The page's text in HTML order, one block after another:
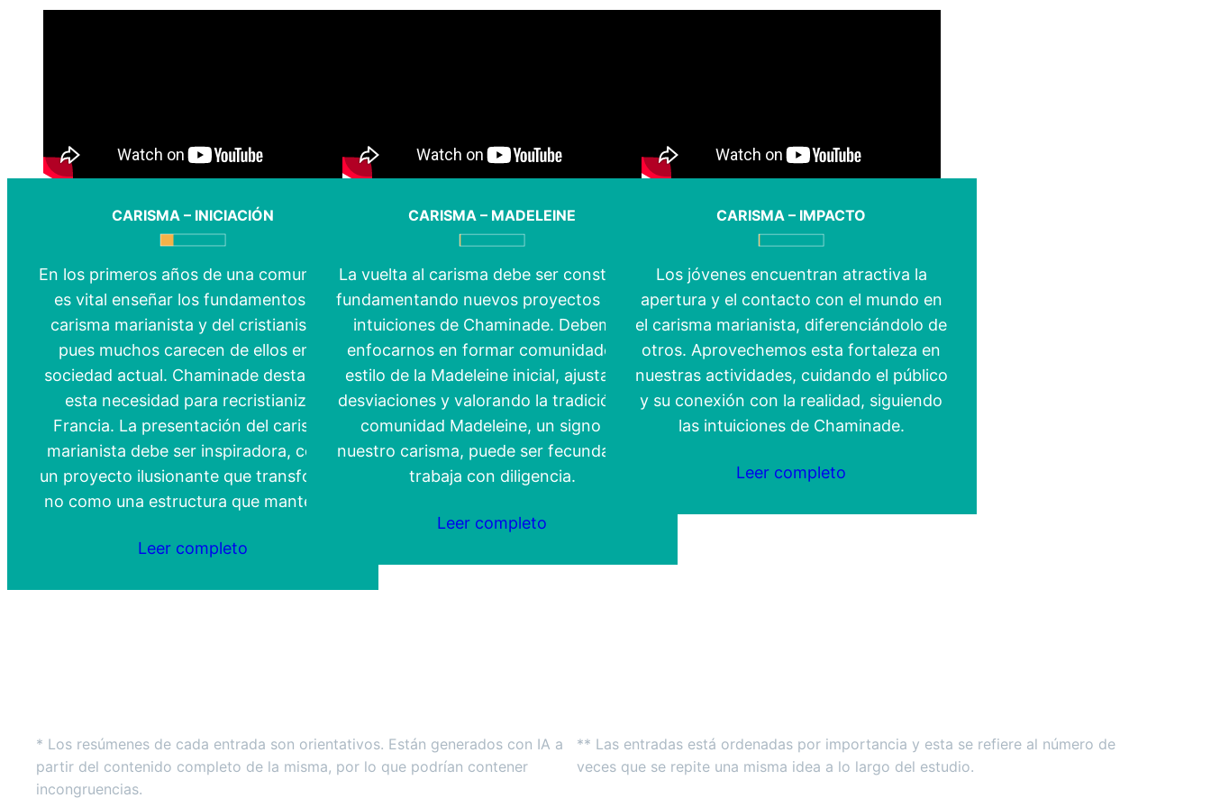
CARISMA – INICIACIÓN
En los primeros años de una comunidad,
es vital enseñar los fundamentos del
carisma marianista y del cristianismo,
pues muchos carecen de ellos en la
sociedad actual. Chaminade destacaba
esta necesidad para recristianizar
Francia. La presentación del carisma
marianista debe ser inspiradora, como
un proyecto ilusionante que transforma,
no como una estructura que mantener.
Leer completo
CARISMA – MADELEINE
La vuelta al carisma debe ser constante,
fundamentando nuevos proyectos en las
intuiciones de Chaminade. Debemos
enfocarnos en formar comunidades al
estilo de la Madeleine inicial, ajustando
desviaciones y valorando la tradición. La
comunidad Madeleine, un signo de
nuestro carisma, puede ser fecunda si se
trabaja con diligencia.
Leer completo
CARISMA – IMPACTO
Los jóvenes encuentran atractiva la
apertura y el contacto con el mundo en
el carisma marianista, diferenciándolo de
otros. Aprovechemos esta fortaleza en
nuestras actividades, cuidando el público
y su conexión con la realidad, siguiendo
las intuiciones de Chaminade.
Leer completo
* Los resúmenes de cada entrada son orientativos. Están generados con IA a
partir del contenido completo de la misma, por lo que podrían contener
incongruencias.
** Las entradas está ordenadas por importancia y esta se refiere al número de
veces que se repite una misma idea a lo largo del estudio.